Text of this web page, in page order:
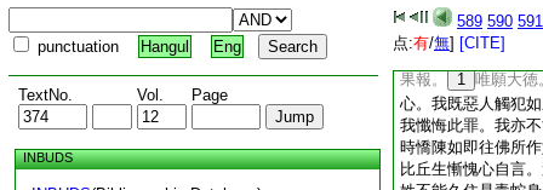
punctuation Hangul Eng
TextNo. Vol. Page
INBUDS
589 590 591
点:有/無] [CITE]
阿羅漢果。汝可施
佛所勅施其衣鉢。
是言。大徳憍陳如
果報。
1 唯願大徳
心。我既惡人觸犯
我懺悔此罪。我亦
時憍陳如即往佛所
比丘生慚愧心自言